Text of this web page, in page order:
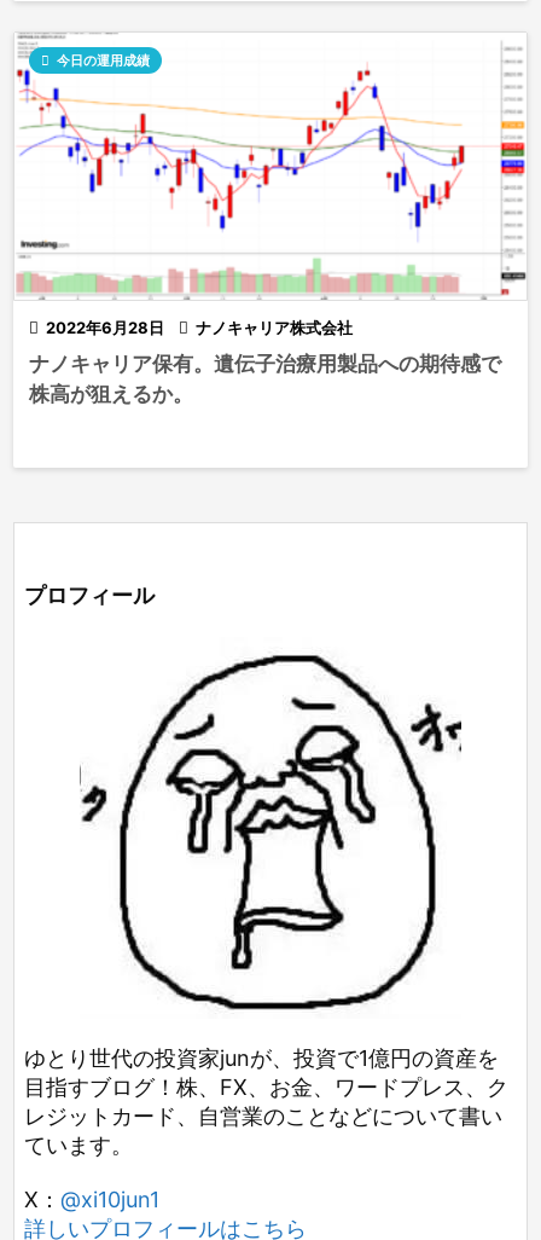
 2022年6月28日
 今日の運用成績
 ナノキャリア株式会社
ナノキャリア保有。遺伝子治療用製品への期待感で
株高が狙えるか。
プロフィール
ゆとり世代の投資家junが、投資で1億円の資産を
目指すブログ！株、FX、お金、ワードプレス、ク
レジットカード、自営業のことなどについて書い
ています。
X： @xi10jun1
詳しいプロフィールはこちら